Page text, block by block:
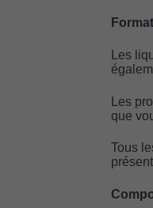
Les
Les
que
Tous